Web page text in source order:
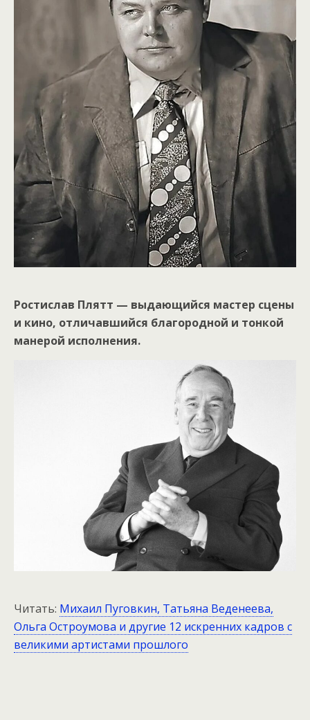
Ростислав Плятт — выдающийся мастер сцены
и кино, отличавшийся благородной и тонкой
манерой исполнения.
Читать: Михаил Пуговкин, Татьяна Веденеева,
Ольга Остроумова и другие 12 искренних кадров с
великими артистами прошлого